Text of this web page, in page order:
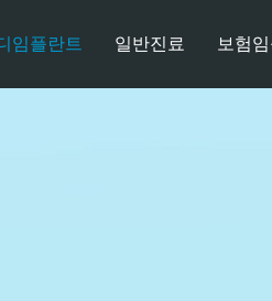
임플란트 일반진료 보험